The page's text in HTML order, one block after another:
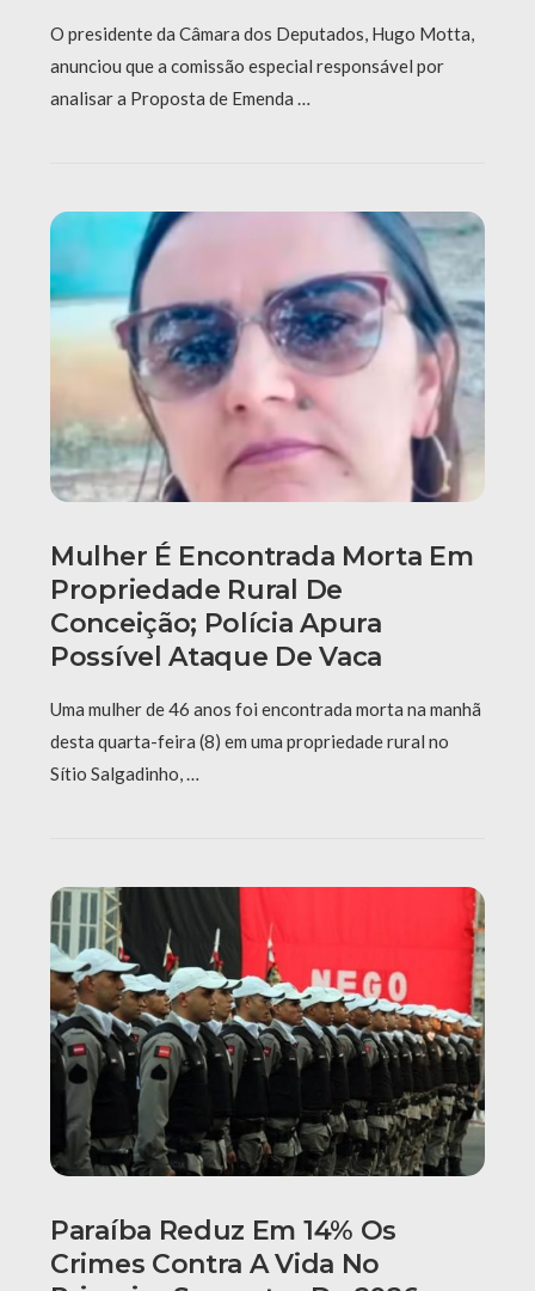
O presidente da Câmara dos Deputados, Hugo Motta,
anunciou que a comissão especial responsável por
analisar a Proposta de Emenda …
Mulher É Encontrada Morta Em
Propriedade Rural De
Conceição; Polícia Apura
Possível Ataque De Vaca
Uma mulher de 46 anos foi encontrada morta na manhã
desta quarta-feira (8) em uma propriedade rural no
Sítio Salgadinho, …
Paraíba Reduz Em 14% Os
Crimes Contra A Vida No